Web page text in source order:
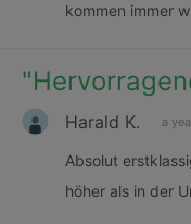
kommen immer
"
Harald K. a
Absolut
höher als in der